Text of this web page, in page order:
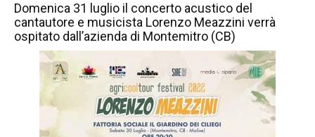
Domenica 31 luglio il concerto acustico del
cantautore e musicista Lorenzo Meazzini verrà
ospitato dall’azienda di Montemitro (CB)